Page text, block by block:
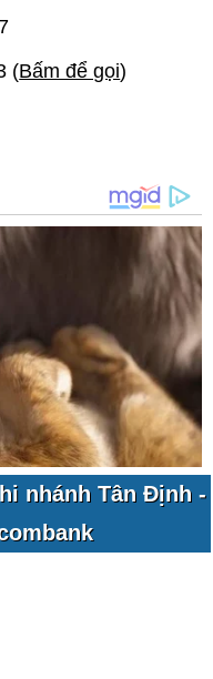
(Bấm để gọi)
nhánh Tân Định -